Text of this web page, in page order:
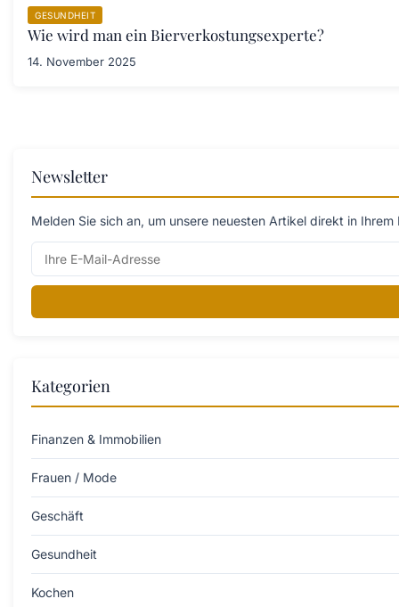
GESUNDHEIT
Wie wird man ein Bierverkostungsexperte?
14. November 2025
Newsletter
Melden Sie sich an, um unsere neuesten Artikel direkt in
Kategorien
Finanzen & Immobilien
Frauen / Mode
Geschäft
Gesundheit
Kochen